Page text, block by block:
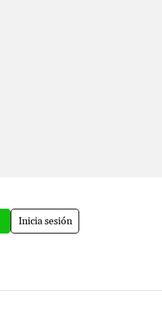
Inicia sesión